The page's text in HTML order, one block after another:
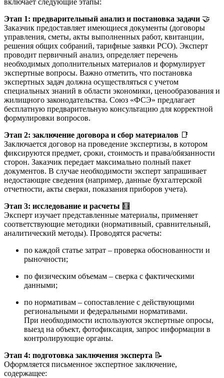
Этап 1: предварительный анализ и постановка задачи 🤝
Заказчик предоставляет имеющиеся документы (договоры
управления, сметы, акты выполненных работ, квитанции,
решения общих собраний, тарифные заявки РСО). Эксперт
проводит первичный анализ, определяет перечень
необходимых дополнительных материалов и формулирует
экспертные вопросы. Важно отметить, что постановка
экспертных задач должна осуществляться с учетом
специальных знаний в области экономики, ценообразования и
жилищного законодательства. Союз «ФСЭ» предлагает
бесплатную предварительную консультацию для корректной
формулировки вопросов.
Этап 2: заключение договора и сбор материалов 📑
Заключается договор на проведение экспертизы, в котором
фиксируются предмет, сроки, стоимость и права/обязанности
сторон. Заказчик передает максимально полный пакет
документов. В случае необходимости эксперт запрашивает
недостающие сведения (например, данные бухгалтерской
отчетности, акты сверки, показания приборов учета).
Этап 3: исследование и расчеты 🧮
Эксперт изучает представленные материалы, применяет
соответствующие методики (нормативный, сравнительный,
аналитический методы). Проводятся расчеты:
по каждой статье затрат – проверка обоснованности и
рыночности;
по физическим объемам – сверка с фактическими
данными;
по нормативам – сопоставление с действующими
региональными и федеральными нормативами.
При необходимости используются экспертные опросы,
выезд на объект, фотофиксация, запрос информации в
контролирующие органы.
Этап 4: подготовка заключения эксперта 📝
Оформляется письменное экспертное заключение,
содержащее: